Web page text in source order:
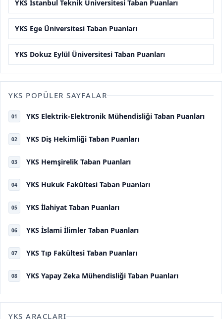
YKS İstanbul Teknik Üniversitesi Taban Puanları
YKS Ege Üniversitesi Taban Puanları
YKS Dokuz Eylül Üniversitesi Taban Puanları
YKS POPÜLER SAYFALAR
01 YKS Elektrik-Elektronik Mühendisliği Taban Puanları
02 YKS Diş Hekimliği Taban Puanları
03 YKS Hemşirelik Taban Puanları
04 YKS Hukuk Fakültesi Taban Puanları
05 YKS İlahiyat Taban Puanları
06 YKS İslami İlimler Taban Puanları
07 YKS Tıp Fakültesi Taban Puanları
08 YKS Yapay Zeka Mühendisliği Taban Puanları
YKS ARAÇLARI